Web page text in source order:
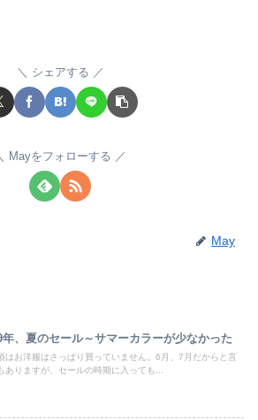
シェアする
Mayをフォローする
May
年、夏のセール～サマーカラーが少なかった
はお洋服はさっぱり買っていません。6月、7月だからと言
ありますが、セールの時期に入っても...